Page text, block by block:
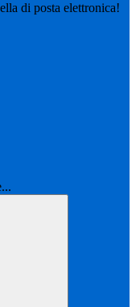
di posta elettronica!